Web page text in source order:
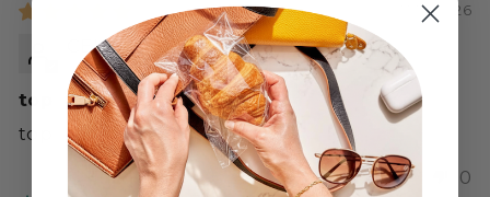
07/10/2026
CELINE BETTE
top
top
0
0